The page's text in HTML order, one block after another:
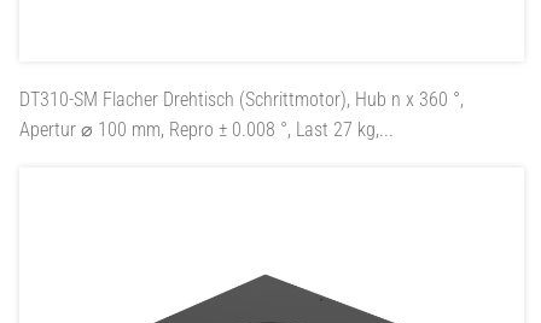
DT310-SM Flacher Drehtisch (Schrittmotor), Hub n x 360 °,
Apertur ⌀ 100 mm, Repro ± 0.008 °, Last 27 kg,...